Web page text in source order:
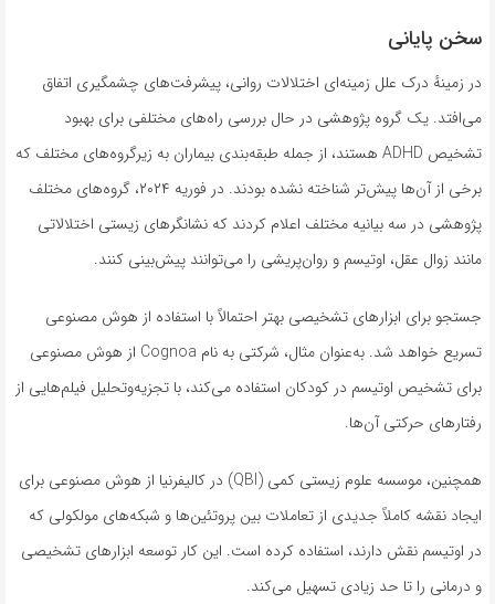
سخن پایانی
در زمینهٔ درک علل زمینه‌ای اختلالات روانی، پیشرفت‌های چشمگیری اتفاق
می‌افتد. یک گروه پژوهشی در حال بررسی راه‌های مختلفی برای بهبود
تشخیص ADHD هستند، از جمله طبقه‌بندی بیماران به زیرگروه‌های مختلف که
برخی از آن‌ها پیش‌تر شناخته نشده بودند. در فوریه ۲۰۲۴، گروه‌های مختلف
پژوهشی در سه بیانیه مختلف اعلام کردند که نشانگرهای زیستی اختلالاتی
مانند زوال عقل، اوتیسم و روان‌پریشی را می‌توانند پیش‌بینی کنند.
جستجو برای ابزارهای تشخیصی بهتر احتمالاً با استفاده از هوش مصنوعی
تسریع خواهد شد. به‌عنوان مثال، شرکتی به نام Cognoa از هوش مصنوعی
برای تشخیص اوتیسم در کودکان استفاده می‌کند، با تجزیه‌وتحلیل فیلم‌هایی از
رفتارهای حرکتی آن‌ها.
همچنین، موسسه علوم زیستی کمی (QBI) در کالیفرنیا از هوش مصنوعی برای
ایجاد نقشه کاملاً جدیدی از تعاملات بین پروتئین‌ها و شبکه‌های مولکولی که
در اوتیسم نقش دارند، استفاده کرده است. این کار توسعه ابزارهای تشخیصی
و درمانی را تا حد زیادی تسهیل می‌کند.